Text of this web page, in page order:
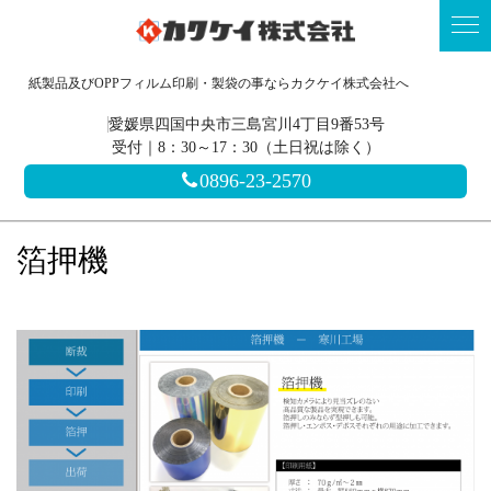
紙製品及びOPPフィルム印刷・製袋の事ならカクケイ株式会社へ
愛媛県四国中央市三島宮川4丁目9番53号
受付｜8：30～17：30（土日祝は除く）
0896-23-2570
箔押機